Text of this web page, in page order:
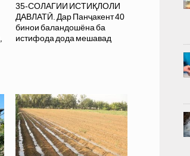
35-СОЛАГИИ ИСТИҚЛОЛИ
ДАВЛАТӢ. Дар Панҷакент 40
бинои баландошёна ба
истифода дода мешавад